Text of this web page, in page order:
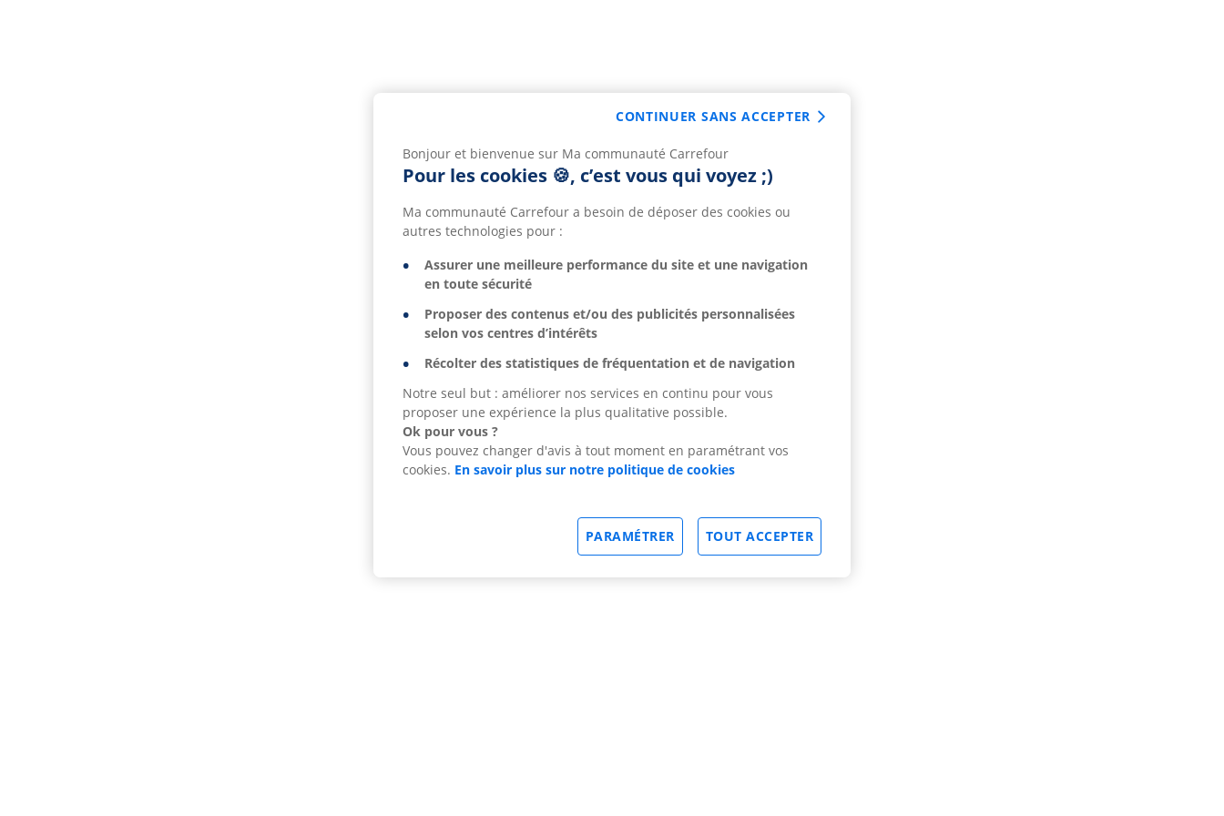
Bonjour et bienvenue sur Ma communauté Carrefour
Pour les cookies 🍪, c’est vous qui voyez ;)
Ma communauté Carrefour a besoin de déposer des cookies ou
autres technologies pour :
Assurer une meilleure performance du site et une navigation
en toute sécurité
Proposer des contenus et/ou des publicités personnalisées
selon vos centres d’intérêts
Récolter des statistiques de fréquentation et de navigation
Notre seul but : améliorer nos services en continu pour vous
proposer une expérience la plus qualitative possible.
Ok pour vous ?
Vous pouvez changer d'avis à tout moment en paramétrant vos
cookies. En savoir plus sur notre politique de cookies
TOUT ACCEPTER
PARAMÉTRER
CONTINUER SANS ACCEPTER